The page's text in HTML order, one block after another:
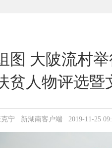
图 大陂流村
贫人物评选暨
克宁 新湖南客户端 2019-11-25